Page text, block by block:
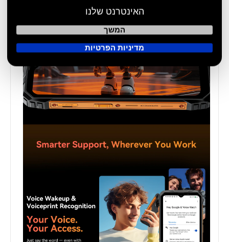
האינטרנט שלנו
המשך
מדיניות הפרטיות